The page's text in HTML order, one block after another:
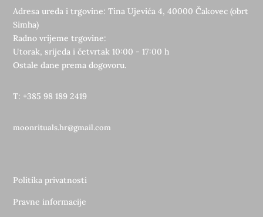
Adresa ureda i trgovine: Tina Ujevića 4, 40000 Čakovec (obrt
Simha)
Radno vrijeme trgovine:
Utorak, srijeda i četvrtak 10:00 - 17:00 h
Ostale dane prema dogovoru.
T: +385 98 189 2419
moonrituals.hr@gmail.com
Politika privatnosti
Pravne informacije